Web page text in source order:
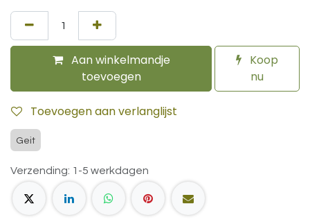
Aan winkelmandje
toevoegen
Koop
nu
Toevoegen aan verlanglijst
Geit
Verzending: 1-5 werkdagen